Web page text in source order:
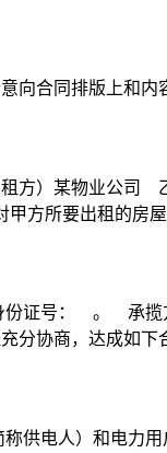
向合同排版上和
方）某物业公司
方所要出租的房
证号： 。 承揽
分协商，达成如下
供电人）和电力